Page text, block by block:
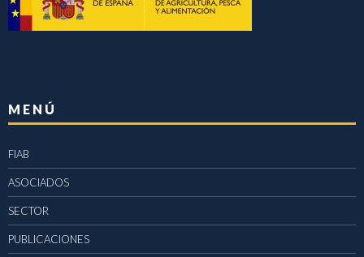
MENÚ
FIAB
ASOCIADOS
SECTOR
PUBLICACIONES